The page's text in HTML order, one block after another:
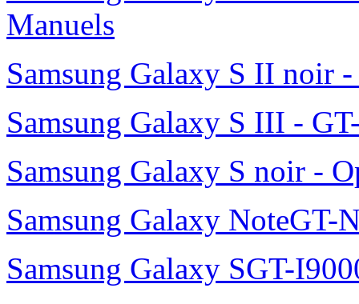
Manuels
Samsung Galaxy S II noir
Samsung Galaxy S III -
Samsung Galaxy S noir -
Samsung Galaxy NoteGT-
Samsung Galaxy SGT-